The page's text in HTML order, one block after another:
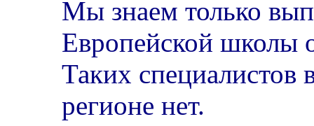
Мы знаем только
Европейской школы
Таких специалистов
регионе нет.